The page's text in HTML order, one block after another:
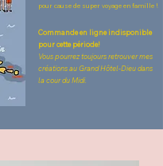
Commande en ligne indisponible
pour cette période!
Vous pourrez toujours retrouver mes
créations au Grand Hôtel-Dieu dans
la cour du Midi.
pour cause de super voyage en famille !